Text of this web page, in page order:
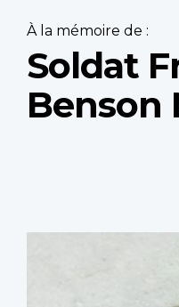
À la mémoire de :
Soldat
Benson